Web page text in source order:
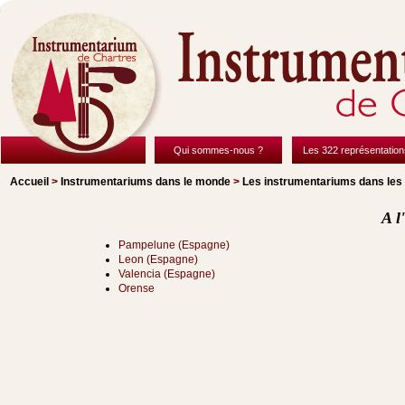
Qui sommes-nous ? Les 322
Accueil > Instrumentariums dans le monde > Les instrumentariums dans
A
Pampelune (Espagne)
Leon (Espagne)
Valencia (Espagne)
Orense